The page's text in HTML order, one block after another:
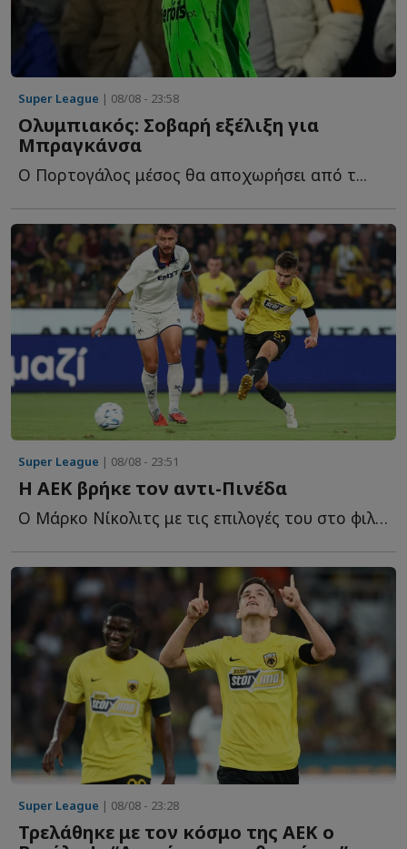
Super League | 08/08 - 23:58
Ολυμπιακός: Σοβαρή εξέλιξη για
Μπραγκάνσα
Ο Πορτογάλος μέσος θα αποχωρήσει από τ...
Super League | 08/08 - 23:51
Η ΑΕΚ βρήκε τον αντι-Πινέδα
Ο Μάρκο Νίκολιτς με τις επιλογές του στο φιλικό της Α...
Super League | 08/08 - 23:28
Τρελάθηκε με τον κόσμο της ΑΕΚ ο